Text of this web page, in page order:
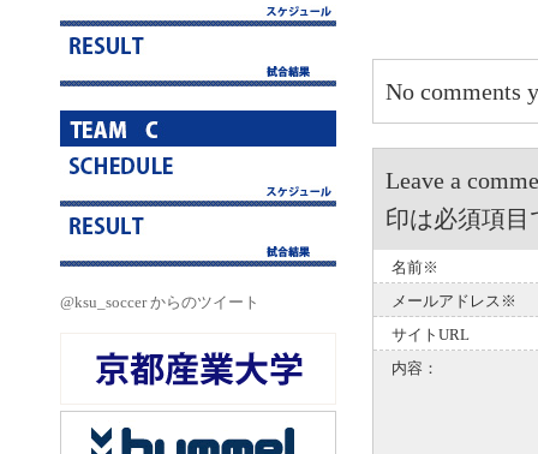
@ksu_soccer からのツイート
No comments
Leave a
印は必須項目
名前※
メールアドレス※
サイトURL
内容：